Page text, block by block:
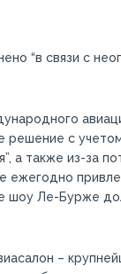
“в связи с
решение с
а также из-за
шоу Ле-Бурже
–